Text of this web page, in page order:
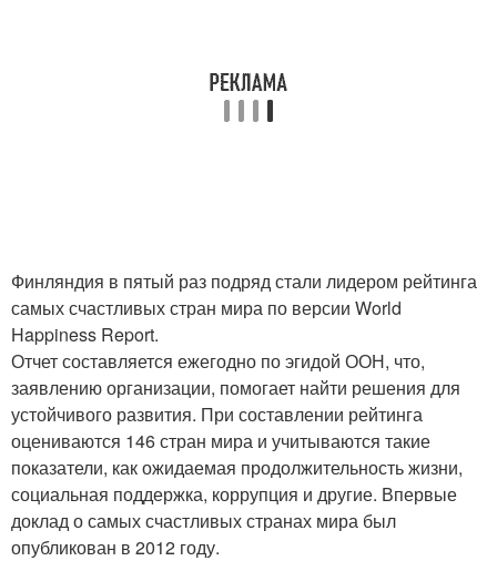
Финляндия в пятый раз подряд стали лидером рейтинга
самых счастливых стран мира по версии World
Happiness Report.
Отчет составляется ежегодно по эгидой ООН, что,
заявлению организации, помогает найти решения для
устойчивого развития. При составлении рейтинга
оцениваются 146 стран мира и учитываются такие
показатели, как ожидаемая продолжительность жизни,
социальная поддержка, коррупция и другие. Впервые
доклад о самых счастливых странах мира был
опубликован в 2012 году.